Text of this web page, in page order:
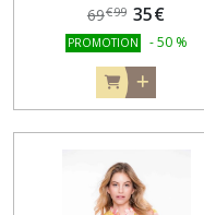
69€99 35€
PROMOTION -50 %